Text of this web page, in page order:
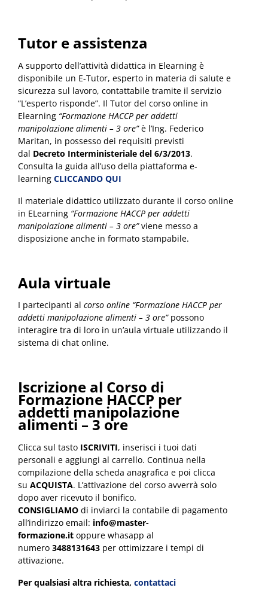
Tutor e assistenza
A supporto dell’attività didattica in Elearning è
disponibile un E-Tutor, esperto in materia di salute e
sicurezza sul lavoro, contattabile tramite il servizio
“L’esperto risponde”. Il Tutor del corso online in
Elearning “Formazione HACCP per addetti
manipolazione alimenti – 3 ore”è l’Ing. Federico
Maritan, in possesso dei requisiti previsti
dal Decreto Interministeriale del 6/3/2013.
Consulta la guida all’uso della piattaforma e-
learning CLICCANDO QUI
Il materiale didattico utilizzato durante il corso online
in ELearning “Formazione HACCP per addetti
manipolazione alimenti – 3 ore”viene messo a
disposizione anche in formato stampabile.
Aula virtuale
I partecipanti al corso online “Formazione HACCP per
addetti manipolazione alimenti – 3 ore”possono
interagire tra di loro in un’aula virtuale utilizzando il
sistema di chat online.
Iscrizione al Corso di
Formazione HACCP per
addetti manipolazione
alimenti – 3 ore
Clicca sul tasto ISCRIVITI, inserisci i tuoi dati
personali e aggiungi al carrello. Continua nella
compilazione della scheda anagrafica e poi clicca
su ACQUISTA. L’attivazione del corso avverrà solo
dopo aver ricevuto il bonifico.
CONSIGLIAMO di inviarci la contabile di pagamento
all’indirizzo email: info@master-
formazione.it oppure whasapp al
numero 3488131643 per ottimizzare i tempi di
attivazione.
Per qualsiasi altra richiesta, contattaci